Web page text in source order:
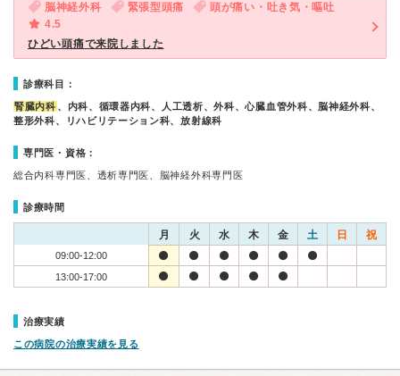
脳神経外科 緊張型頭痛
頭が痛い・吐き気・嘔吐
4.5
ひどい頭痛で来院しました
診療科目：
腎臓内科 、内科、循環器内科、人工透析、外科、心臓血管外科、脳神経外科、
整形外科、リハビリテーション科、放射線科
専門医・資格：
総合内科専門医、透析専門医、脳神経外科専門医
診療時間
月 火 水 木 金 土 日 祝
09:00-12:00
13:00-17:00
治療実績
この病院の治療実績を見る